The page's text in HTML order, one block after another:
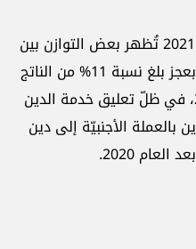
من جهةٍ أخرى، فإنّ موازنة العام 2021 تُظهر بعض التوازن بين
إيرادات الدولة ونفقاتها، مقارنةً بعجز بلغ نسبة 11% من الناتج
المحلّي الإجمالي في العام 2019، في ظلّ تعليق خدمة الدين
بالعملة الأجنبيّة إلى دين
2020.